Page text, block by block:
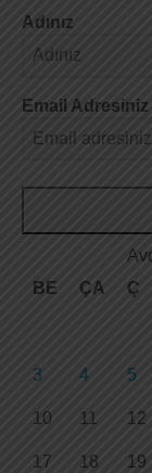
Adınız
Email Adresiniz
BE
ÇA Ç
3 4 5
10 11 12
17 18 19